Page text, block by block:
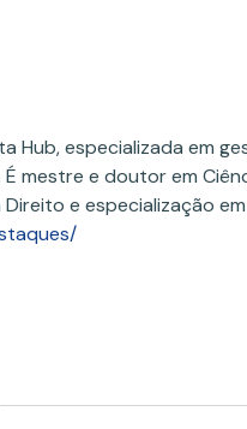
Hub, especializada em
mestre e doutor em
e especialização